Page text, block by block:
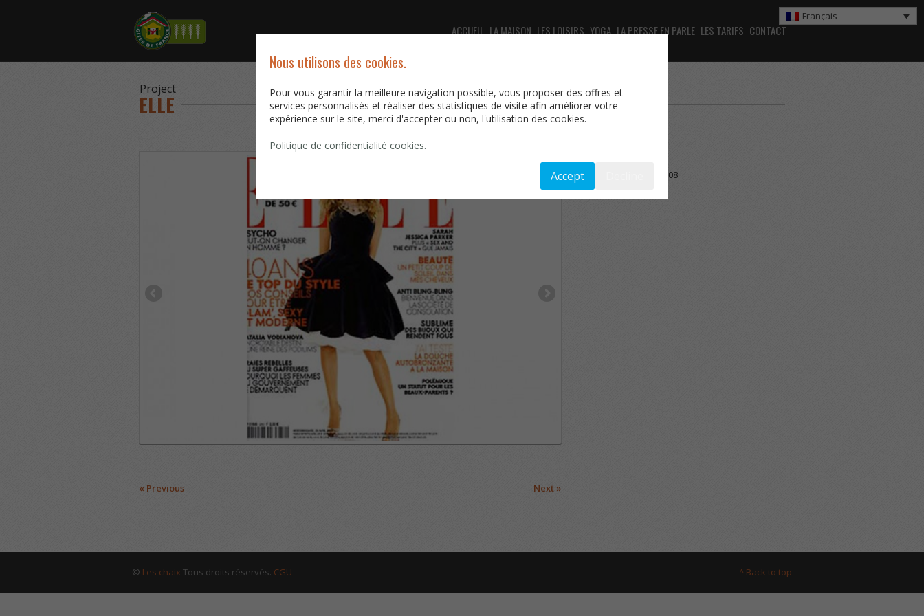
ACCUEIL LA MAISON LES LOISIRS YOGA LA PRESSE EN PARLE LES TARIFS CONTACT
Français
Project
ELLE
« Previous Next »
numéro du 28 avril 2008
© Les chaix Tous droits réservés. CGU ^ Back to top
Nous utilisons des cookies.
Pour vous garantir la meilleure navigation possible, vous proposer des offres et
services personnalisés et réaliser des statistiques de visite afin améliorer votre
expérience sur le site, merci d'accepter ou non, l'utilisation des cookies.
Politique de confidentialité cookies.
Accept